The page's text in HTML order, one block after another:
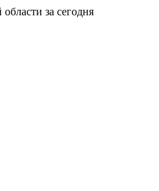
за сегодня